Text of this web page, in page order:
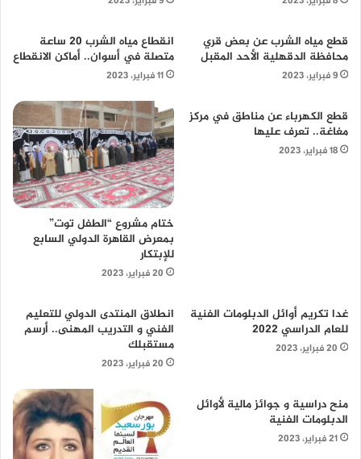
قطع مياه الشرب عن بعض قري
محافظة الدقهلية الأحد المقبل
9 فبراير، 2023
انقطاع مياه الشرب 20 ساعة
متصلة في أسوان.. أماكن الانقطاع
11 فبراير، 2023
قطع الكهرباء عن مناطق في مركز
مغاغة.. تعرف عليها
18 فبراير، 2023
ختام مشروع “الطفل توت”
بمعرض القاهرة الدولي السابع
للإبتكار
20 فبراير، 2023
غدا تكريم أوائل الدبلومات الفنية
للعام الدراسي 2022
20 فبراير، 2023
انطلاق المنتدى الدولي للتعليم
الفني و التدريب المهنى.. أرسم
مستقبلك
20 فبراير، 2023
منح دراسية و جوائز مالية لأوائل
الدبلومات الفنية
21 فبراير، 2023